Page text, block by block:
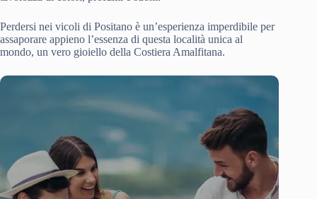
Perdersi nei vicoli di Positano è un’esperienza imperdibile per
assaporare appieno l’essenza di questa località unica al
mondo, un vero gioiello della Costiera Amalfitana.